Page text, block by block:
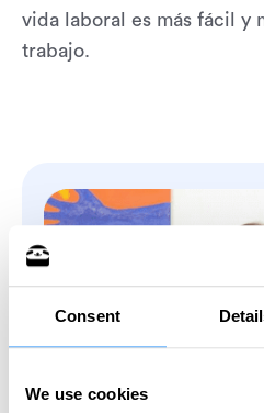
Consent
We use cookies
vida laboral es más fácil y
trabajo.